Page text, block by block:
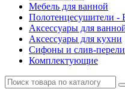
Мебель для ванной
Полотенцесушители -
Аксессуары для
Аксессуары для кухни
Сифоны и слив-
Комплектующие